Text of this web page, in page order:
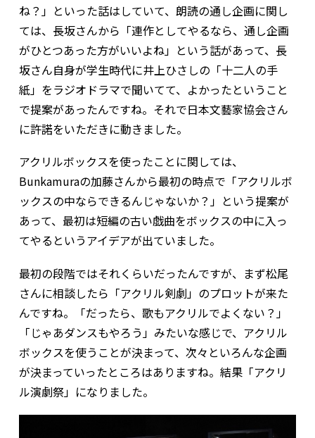
ね？」といった話はしていて、朗読の通し企画に関し
ては、長坂さんから「連作としてやるなら、通し企画
がひとつあった方がいいよね」という話があって、長
坂さん自身が学生時代に井上ひさしの「十二人の手
紙」をラジオドラマで聞いてて、よかったということ
で提案があったんですね。それで日本文藝家協会さん
に許諾をいただきに動きました。
アクリルボックスを使ったことに関しては、
Bunkamuraの加藤さんから最初の時点で「アクリルボ
ックスの中ならできるんじゃないか？」という提案が
あって、最初は短編の古い戯曲をボックスの中に入っ
てやるというアイデアが出ていました。
最初の段階ではそれくらいだったんですが、まず松尾
さんに相談したら「アクリル剣劇」のプロットが来た
んですね。「だったら、歌もアクリルでよくない？」
「じゃあダンスもやろう」みたいな感じで、アクリル
ボックスを使うことが決まって、次々といろんな企画
が決まっていったところはありますね。結果「アクリ
ル演劇祭」になりました。